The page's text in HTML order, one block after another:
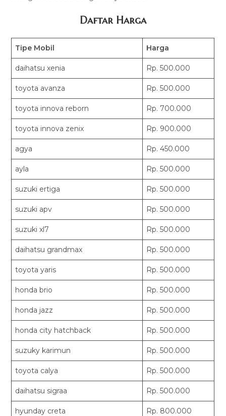
Daftar Harga
Tipe Mobil Harga
daihatsu xenia Rp. 500.000
toyota avanza Rp. 500.000
toyota innova reborn Rp. 700.000
toyota innova zenix Rp. 900.000
agya Rp. 450.000
ayla Rp. 500.000
suzuki ertiga Rp. 500.000
suzuki apv Rp. 500.000
suzuki xl7 Rp. 500.000
daihatsu grandmax Rp. 500.000
toyota yaris Rp. 500.000
honda brio Rp. 500.000
honda jazz Rp. 500.000
honda city hatchback Rp. 500.000
suzuky karimun Rp. 500.000
toyota calya Rp. 500.000
daihatsu sigraa Rp. 500.000
hyunday creta Rp. 800.000